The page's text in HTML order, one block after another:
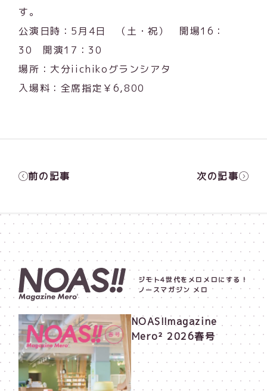
す。
公演日時：5月4日 （土・祝） 開場16：
30 開演17：30
場所：大分iichikoグランシアタ
入場料：全席指定￥6,800
前の記事 次の記事
ジモト4世代をメロメロにする！
ノースマガジン メロ
NOAS!!magazine
Mero² 2026春号